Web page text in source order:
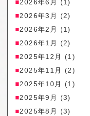
2026年6月
(1)
2026年3月
(2)
2026年2月
(1)
2026年1月
(2)
2025年12月
(1)
2025年11月
(2)
2025年10月
(1)
2025年9月
(3)
2025年8月
(3)